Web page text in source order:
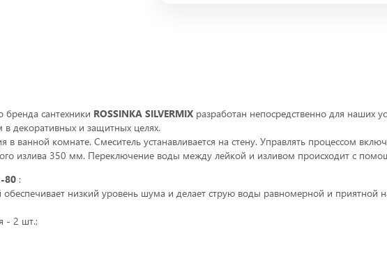
бренда сантехники ROSSINKA SILVERMIX разработан непосредственно для наших
декоративных и защитных целях.
в ванной комнате. Смеситель устанавливается на стену. Управлять процессом
излива 350 мм. Переключение воды между лейкой и изливом происходит с
80 :
обеспечивает низкий уровень шума и делает струю воды равномерной и приятной
- 2 шт.;